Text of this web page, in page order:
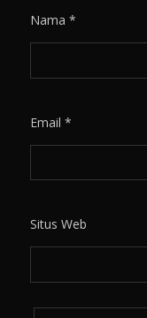
Nama*
Email*
Situs Web